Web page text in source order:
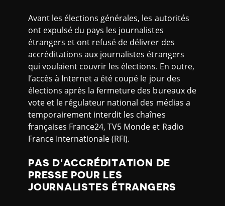
Avant les élections générales, les autorités
ont expulsé du pays les journalistes
étrangers et ont refusé de délivrer des
accréditations aux journalistes étrangers
qui voulaient couvrir les élections. En outre,
l’accès à Internet a été coupé le jour des
élections après la fermeture des bureaux de
vote et le régulateur national des médias a
temporairement interdit les chaînes
françaises France24, TV5 Monde et Radio
France Internationale (RFI).
PAS D'ACCRÉDITATION DE
PRESSE POUR LES
JOURNALISTES ÉTRANGERS